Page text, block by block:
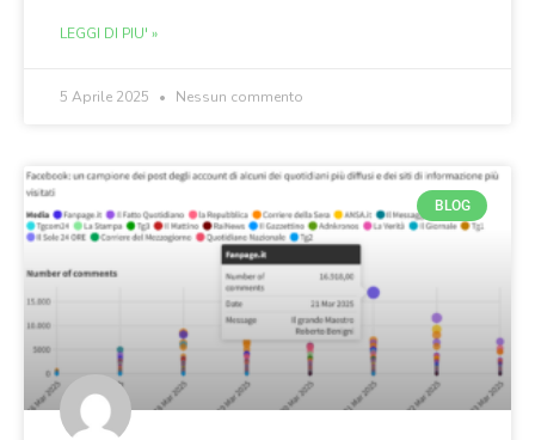
LEGGI DI PIU' »
5 Aprile 2025 Nessun commento
BLOG